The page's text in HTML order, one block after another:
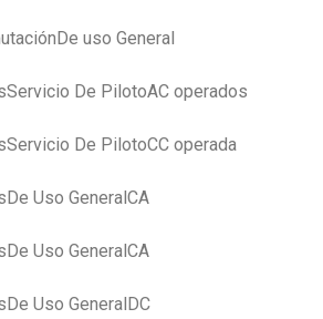
uso General
De PilotoAC operados
De PilotoCC operada
Uso GeneralCA
Uso GeneralCA
Uso GeneralDC